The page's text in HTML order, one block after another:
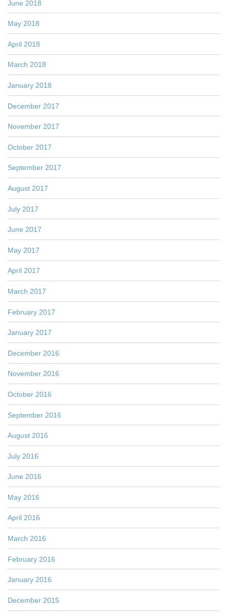
June 2018
May 2018
April 2018
March 2018
January 2018
December 2017
November 2017
October 2017
September 2017
August 2017
July 2017
June 2017
May 2017
April 2017
March 2017
February 2017
January 2017
December 2016
November 2016
October 2016
September 2016
August 2016
July 2016
June 2016
May 2016
April 2016
March 2016
February 2016
January 2016
December 2015